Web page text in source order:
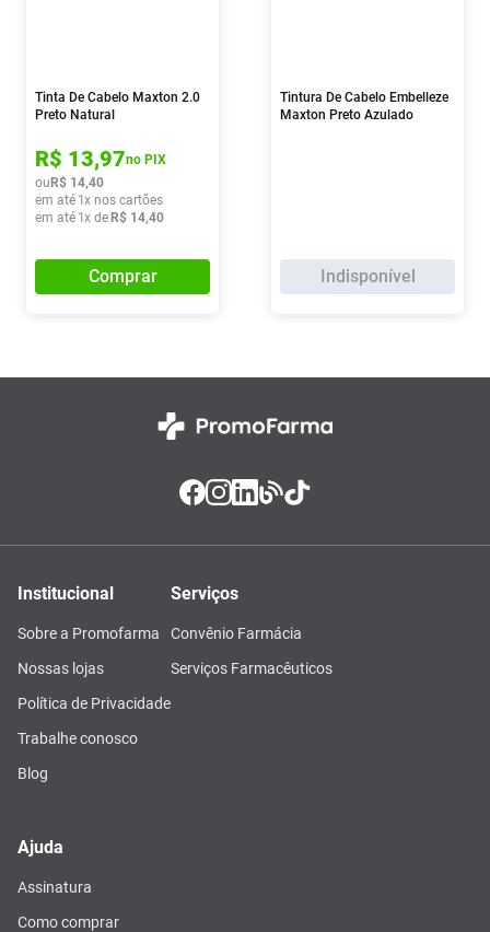
Tinta De Cabelo Maxton 2.0
Preto Natural
R$ 13,97no PIX
ou R$ 14,40
em até 1x nos cartões
em até 1x de R$ 14,40
Comprar
Tintura De Cabelo Embelleze
Maxton Preto Azulado
Indisponível
Institucional
Sobre a Promofarma
Nossas lojas
Política de Privacidade
Trabalhe conosco
Blog
Serviços
Convênio Farmácia
Serviços Farmacêuticos
Ajuda
Assinatura
Como comprar